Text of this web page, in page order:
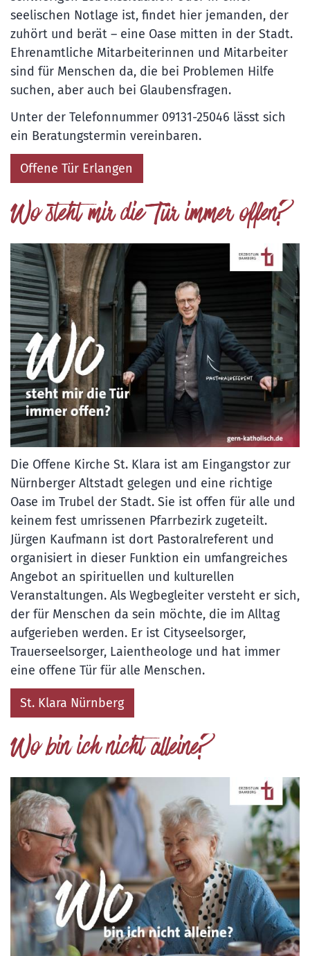
seelischen Notlage ist, findet hier jemanden, der
zuhört und berät – eine Oase mitten in der Stadt.
Ehrenamtliche Mitarbeiterinnen und Mitarbeiter
sind für Menschen da, die bei Problemen Hilfe
suchen, aber auch bei Glaubensfragen.
Unter der Telefonnummer 09131-25046 lässt sich
ein Beratungstermin vereinbaren.
Offene Tür Erlangen
Wo steht mir die Tür immer offen?
Die Offene Kirche St. Klara ist am Eingangstor zur
Nürnberger Altstadt gelegen und eine richtige
Oase im Trubel der Stadt. Sie ist offen für alle und
keinem fest umrissenen Pfarrbezirk zugeteilt.
Jürgen Kaufmann ist dort Pastoralreferent und
organisiert in dieser Funktion ein umfangreiches
Angebot an spirituellen und kulturellen
Veranstaltungen. Als Wegbegleiter versteht er sich,
der für Menschen da sein möchte, die im Alltag
aufgerieben werden. Er ist Cityseelsorger,
Trauerseelsorger, Laientheologe und hat immer
eine offene Tür für alle Menschen.
St. Klara Nürnberg
Wo bin ich nicht alleine?